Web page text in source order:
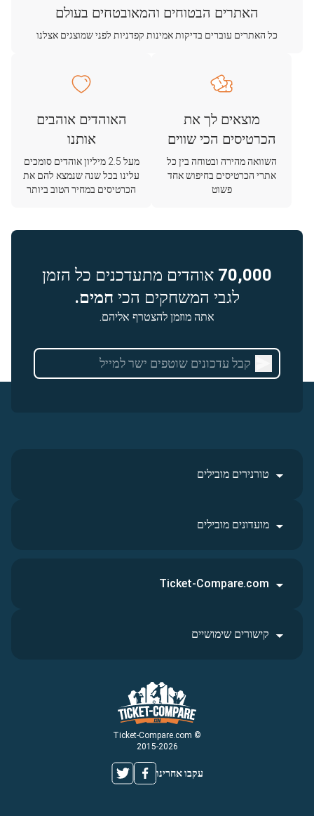
האתרים הבטוחים והמאובטחים בעולם
כל האתרים עוברים בדיקות אמינות קפדניות לפני שמוצגים אצלנו
מוצאים לך את
הכרטיסים הכי שווים
השוואה מהירה ובטוחה בין כל
אתרי הכרטיסים בחיפוש אחד
פשוט
האוהדים אוהבים
אותנו
מעל 2.5 מיליון אוהדים סומכים
עלינו בכל שנה שנמצא להם את
הכרטיסים במחיר הטוב ביותר
70,000 אוהדים מתעדכנים כל הזמן
לגבי המשחקים הכי חמים.
אתה מוזמן להצטרף אליהם.
טורנירים מובילים
מועדונים מובילים
© Ticket-Compare.com
2015-2026
עקבו אחרינו
Ticket-Compare.com
קישורים שימושיים